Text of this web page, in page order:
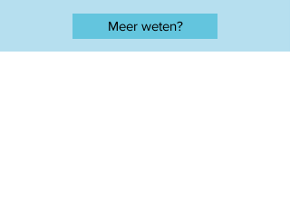
Meer weten?